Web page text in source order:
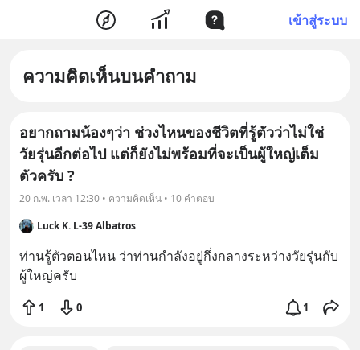
เข้าสู่ระบบ
ความคิดเห็นบนคำถาม
อยากถามน้องๆว่า ช่วงไหนของชีวิตที่รู้ตัวว่าไม่ใช่
วัยรุ่นอีกต่อไป แต่ก็ยังไม่พร้อมที่จะเป็นผู้ใหญ่เต็ม
ตัวครับ ?
20 ก.พ. เวลา 12:30 • ความคิดเห็น • 10 คำตอบ
Luck K. L-39 Albatros
ท่านรู้ตัวตอนไหน ว่าท่านกำลังอยู่กึ่งกลางระหว่างวัยรุ่นกับ
ผู้ใหญ่ครับ
1 0 1